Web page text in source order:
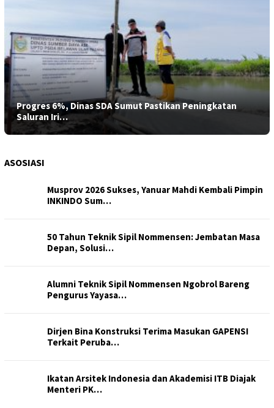
Progres 6%, Dinas SDA Sumut Pastikan Peningkatan
Saluran Iri…
ASOSIASI
Musprov 2026 Sukses, Yanuar Mahdi Kembali Pimpin
INKINDO Sum…
50 Tahun Teknik Sipil Nommensen: Jembatan Masa
Depan, Solusi…
Alumni Teknik Sipil Nommensen Ngobrol Bareng
Pengurus Yayasa…
Dirjen Bina Konstruksi Terima Masukan GAPENSI
Terkait Peruba…
Ikatan Arsitek Indonesia dan Akademisi ITB Diajak
Menteri PK…